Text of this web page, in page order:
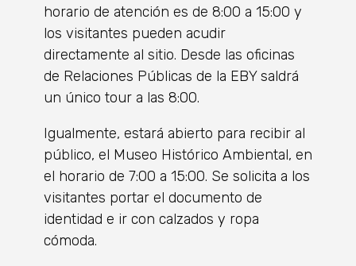
horario de atención es de 8:00 a 15:00 y
los visitantes pueden acudir
directamente al sitio. Desde las oficinas
de Relaciones Públicas de la EBY saldrá
un único tour a las 8:00.
Igualmente, estará abierto para recibir al
público, el Museo Histórico Ambiental, en
el horario de 7:00 a 15:00. Se solicita a los
visitantes portar el documento de
identidad e ir con calzados y ropa
cómoda.